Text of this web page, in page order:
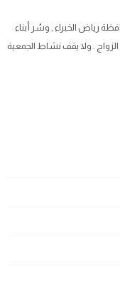
رياض الخبراء , وسُر أبناء
. ولا يقف نشاط الجمعية